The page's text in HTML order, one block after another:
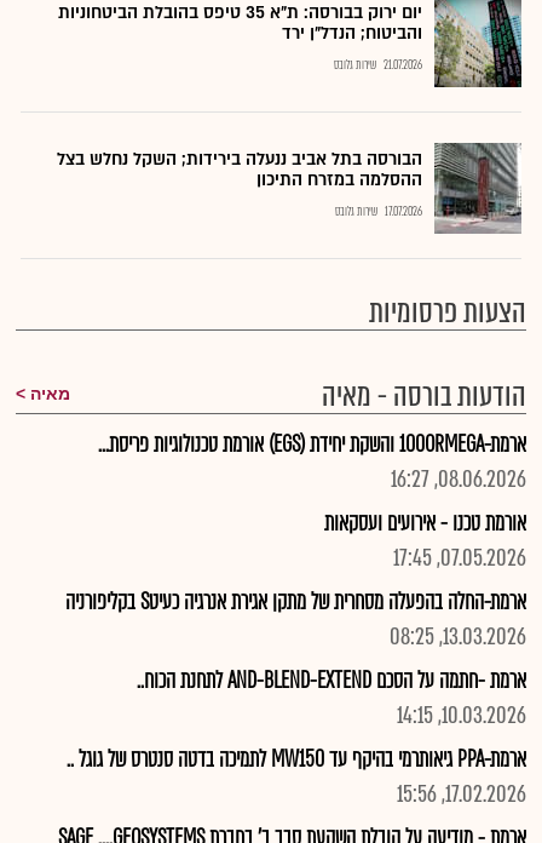
יום ירוק בבורסה: ת"א 35 טיפס בהובלת הביטחוניות
והביטוח; הנדל"ן ירד
21.07.2026 שירות גלובס
הבורסה בתל אביב ננעלה בירידות; השקל נחלש בצל
ההסלמה במזרח התיכון
17.07.2026 שירות גלובס
הצעות פרסומיות
הודעות בורסה - מאיה
מאיה
ארמת-100ORMEGA והשקת יחידת (EGS) אורמת טכנולוגיות פריסת...
08.06.2026, 16:27
אורמת טכנו - אירועים ועסקאות
07.05.2026, 17:45
ארמת-החלה בהפעלה מסחרית של מתקן אגירת אנרגיה כעיטS בקליפורניה
13.03.2026, 08:25
ארמת -חתמה על הסכם AND-BLEND-EXTEND לתחנת הכוח..
10.03.2026, 14:15
ארמת-PPA גיאותרמי בהיקף עד MW150 לתמיכה בדטה סנטרס של גוגל ..
17.02.2026, 15:56